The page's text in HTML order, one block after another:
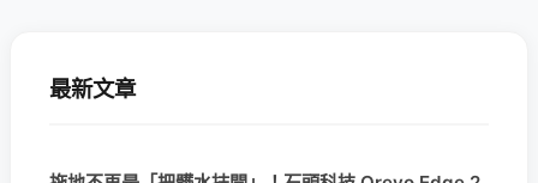
最新文章